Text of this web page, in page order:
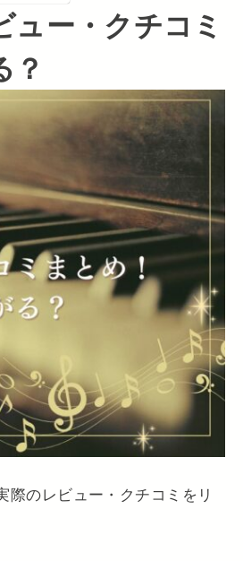
ュー・クチコミ
？
のレビュー・クチコミをリ